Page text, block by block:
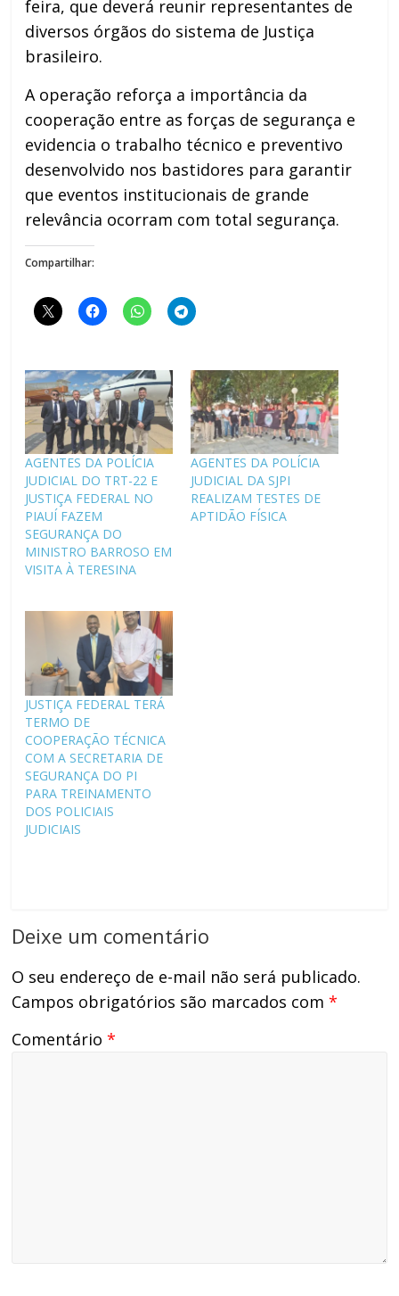
feira, que deverá reunir representantes de
diversos órgãos do sistema de Justiça
brasileiro.
A operação reforça a importância da
cooperação entre as forças de segurança e
evidencia o trabalho técnico e preventivo
desenvolvido nos bastidores para garantir
que eventos institucionais de grande
relevância ocorram com total segurança.
Compartilhar:
AGENTES DA POLÍCIA
JUDICIAL DO TRT-22 E
JUSTIÇA FEDERAL NO
PIAUÍ FAZEM
SEGURANÇA DO
MINISTRO BARROSO EM
VISITA À TERESINA
AGENTES DA POLÍCIA
JUDICIAL DA SJPI
REALIZAM TESTES DE
APTIDÃO FÍSICA
JUSTIÇA FEDERAL TERÁ
TERMO DE
COOPERAÇÃO TÉCNICA
COM A SECRETARIA DE
SEGURANÇA DO PI
PARA TREINAMENTO
DOS POLICIAIS
JUDICIAIS
Deixe um comentário
O seu endereço de e-mail não será publicado.
Campos obrigatórios são marcados com*
Comentário*